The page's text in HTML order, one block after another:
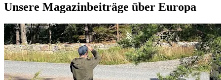
Unsere Magazinbeiträge über Europa